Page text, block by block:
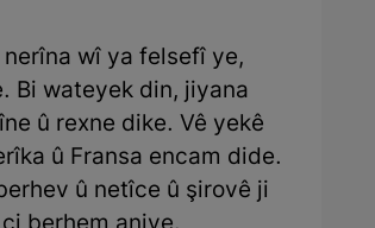
wî ya felsefî ye,
Bi wateyek din, jiyana
û rexne dike. Vê yekê
û Fransa encam dide.
û netîce û şirovê ji